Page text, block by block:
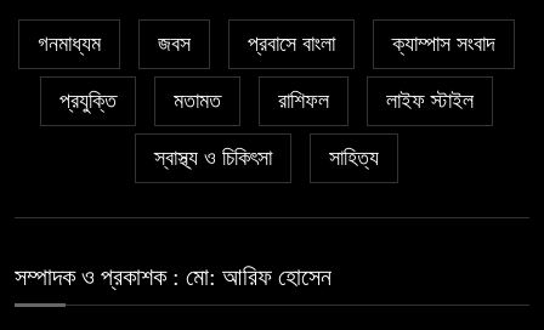
গনমাধ্যম জবস প্রবাসে বাংলা ক্যাম্পাস সংবাদ
প্রযুক্তি মতামত রাশিফল লাইফ স্টাইল
স্বাস্থ্য ও চিকিৎসা সাহিত্য
সম্পাদক ও প্রকাশক : মো: আরিফ হোসেন